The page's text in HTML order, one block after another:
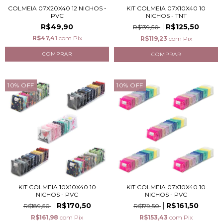
COLMEIA 07X20X40 12 NICHOS -
PVC
R$49,90
R$47,41 com Pix
KIT COLMEIA 07X10X40 10
NICHOS - TNT
R$139,50
R$125,50
R$119,23 com Pix
10% OFF
KIT COLMEIA 10X10X40 10
NICHOS - PVC
R$189,50
R$170,50
R$161,98 com Pix
10% OFF
KIT COLMEIA 07X10X40 10
NICHOS - PVC
R$179,50
R$161,50
R$153,43 com Pix